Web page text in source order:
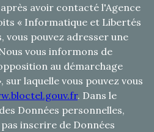
avoir contacté l'Agence
« Informatique et Libertés
vous pouvez adresser une
vous informons de
au démarchage
sur laquelle vous pouvez vous
. Dans le
Données personnelles,
inscrire de Données